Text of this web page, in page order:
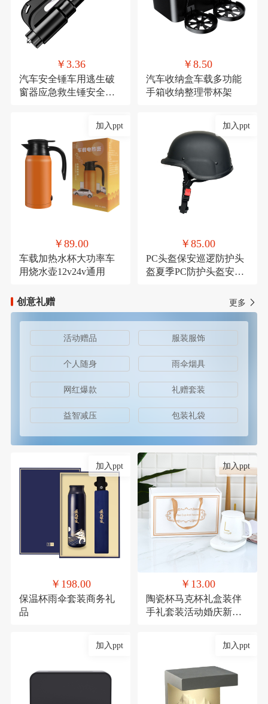
￥3.36
汽车安全锤车用逃生破
窗器应急救生锤安全带
￥8.50
汽车收纳盒车载多功能
手箱收纳整理带杯架
加入ppt
￥89.00
车载加热水杯大功率车
用烧水壶12v24v通用
加入ppt
￥85.00
PC头盔保安巡逻防护头
盔夏季PC防护头盔安保
创意礼赠
更多
活动赠品 服装服饰
个人随身 雨伞烟具
网红爆款 礼赠套装
益智减压 包装礼袋
加入ppt
￥198.00
保温杯雨伞套装商务礼
品
加入ppt
￥13.00
陶瓷杯马克杯礼盒装伴
手礼套装活动婚庆新年
加入ppt 加入ppt